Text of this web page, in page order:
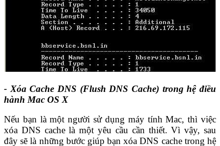
- Xóa Cache DNS (Flush DNS Cache) trong hệ điều
hành Mac OS X
Nếu bạn là một người sử dụng máy tính Mac, thì việc
xóa DNS cache là một yêu cầu cần thiết. Vì vậy, sau
đây sẽ là những bước giúp bạn xóa DNS cache trong hệ